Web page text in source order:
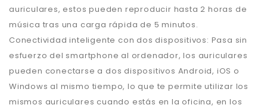
auriculares, estos pueden reproducir hasta 2 horas de
música tras una carga rápida de 5 minutos.
Conectividad inteligente con dos dispositivos: Pasa sin
esfuerzo del smartphone al ordenador, los auriculares
pueden conectarse a dos dispositivos Android, iOS o
Windows al mismo tiempo, lo que te permite utilizar los
mismos auriculares cuando estás en la oficina, en los